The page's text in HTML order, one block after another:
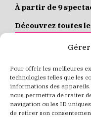
Pour offrir les meilleures
technologies telles que les
informations des
nous permettra de traiter
navigation ou les ID
de retirer son
À partir de 9
Découvrez toutes
JE M’ABONNE EN
Places
Achetez vos places